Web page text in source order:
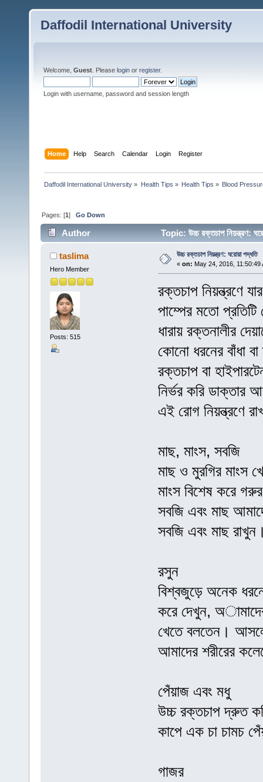
Daffodil International University
Welcome, Guest . Please login or register.
Login with username, password and session length
Home Help Search Calendar Login Register
Daffodil International University » Health Tips » Health Tips » Blood
Pages: [1]Go Down
Author Topic: উচ্চ রক্তচাপ নিয়ন্ত্রণ:
taslima
Hero Member
Posts: 515
উচ্চ রক্তচাপ নিয়ন্ত্রণ: ঘরোয়া পদ্ধতি
« on: May 24, 2016, 11:50:49
রক্তচাপ নিয়ন্ত্রণে
পাম্পের মতো
ধারায় রক্তনালীর
কোনো ধরনের বাঁধা
রক্তচাপ বা
নির্ভর করি ডাক্তার
এই রোগ নিয়ন্ত্রণে
মাছ, মাংস, সবজি
মাছ ও মুরগির মাংস
মাংস বিশেষ করে
সবজি এবং মাছ
সবজি এবং মাছ
রসুন
বিশ্বজুড়ে অনেক
করে দেখুন,
খেতে বলতেন।
আমাদের শরীরের
পেঁয়াজ এবং মধু
উচ্চ রক্তচাপ দ্রুত
কাপে এক চা চামচ
গাজর